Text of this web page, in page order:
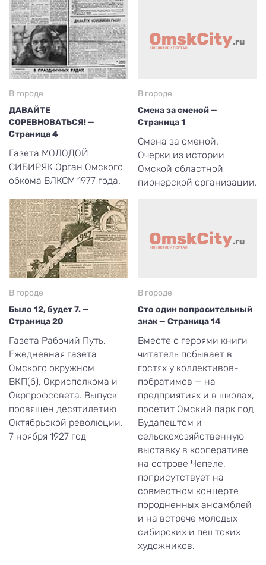
В городе
ДАВАЙТЕ
СОРЕВНОВАТЬСЯ! —
Страница 4
Газета МОЛОДОЙ
СИБИРЯК Орган Омского
обкома ВЛКСМ 1977 года.
В городе
Смена за сменой —
Страница 1
Смена за сменой.
Очерки из истории
Омской областной
пионерской организации.
В городе
Было 12, будет 7. —
Страница 20
Газета Рабочий Путь.
Ежедневная газета
Омского окружном
ВКП(б), Окрисполкома и
Окрпрофсовета. Выпуск
посвящен десятилетию
Октябрьской революции.
7 ноября 1927 год
В городе
Сто один вопросительный
знак — Страница 14
Вместе с героями книги
читатель побывает в
гостях у коллективов-
побратимов — на
предприятиях и в школах,
посетит Омский парк под
Будапештом и
сельскохозяйственную
выставку в кооперативе
на острове Чепеле,
поприсутствует на
совместном концерте
породненных ансамблей
и на встрече молодых
сибирских и пештских
художников.